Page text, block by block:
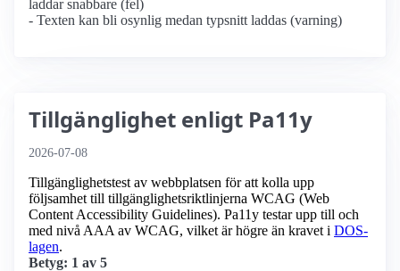
laddar snabbare (fel)
- Texten kan bli osynlig medan typsnitt laddas (varning)
Tillgänglighet enligt Pa11y
2026-07-08
Tillgänglighetstest av webbplatsen för att kolla upp
följsamhet till tillgänglighets­riktlinjerna WCAG (Web
Content Accessibility Guidelines). Pa11y testar upp till och
med nivå AAA av WCAG, vilket är högre än kravet i DOS-
lagen.
Betyg: 1 av 5